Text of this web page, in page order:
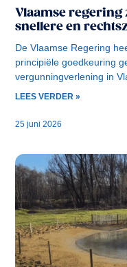
Vlaamse regering
snellere en
De Vlaamse Regering
principiële goedkeuring
vergunningverlening in
LEES VERDER »
25 juni 2026